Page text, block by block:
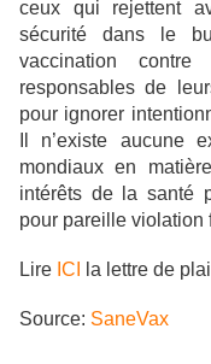
ceux qui rejettent
sécurité dans le
vaccination
responsables de
pour ignorer
Il n’existe aucune
mondiaux en
intérêts de la santé
pour pareille violation
Lire ICI la lettre de
Source: SaneVax